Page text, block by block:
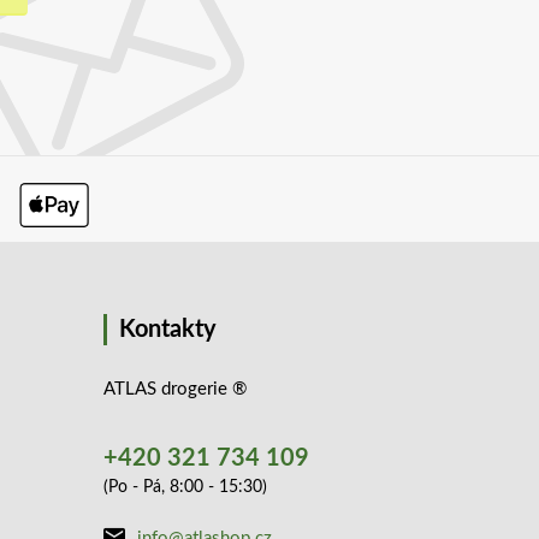
Kontakty
ATLAS drogerie ®
+420 321 734 109
(Po - Pá, 8:00 - 15:30)